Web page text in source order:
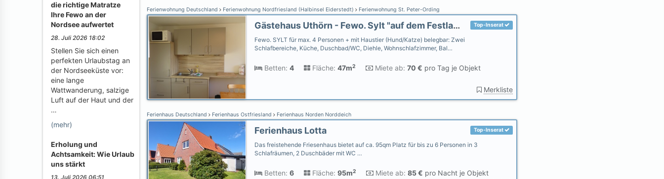
die richtige Matratze
Ihre Fewo an der
Nordsee aufwertet
28. Juli 2026 18:02
Stellen Sie sich einen
perfekten Urlaubstag an
der Nordseeküste vor:
eine lange
Wattwanderung, salzige
Luft auf der Haut und der
…
(mehr)
Erholung und
Achtsamkeit: Wie Urlaub
uns stärkt
13. Juli 2026 06:51
Ferienwohnung Deutschland Ferienwohnung Nordfriesland (Halbinsel Eiderstedt) Ferienwohnung St. Peter-Ording
Top-Inserat
Gästehaus Uthörn - Fewo. Sylt "auf dem Festland"
Fewo. SYLT für max. 4 Personen + mit Haustier (Hund/Katze) belegbar: Zwei
Schlafbereiche, Küche, Duschbad/WC, Diehle, Wohnschlafzimmer, Bal…
Betten: 4 Fläche: 47m2 Miete ab: 70 € pro Tag je Objekt
Merkliste
Ferienhaus Deutschland Ferienhaus Ostfriesland Ferienhaus Norden Norddeich
Top-Inserat
Ferienhaus Lotta
Das freistehende Friesenhaus bietet auf ca. 95qm Platz für bis zu 6 Personen in 3
Schlafräumen, 2 Duschbäder mit WC …
Betten: 6 Fläche: 95m2 Miete ab: 85 € pro Nacht je Objekt